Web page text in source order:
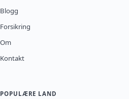
Blogg
Forsikring
Om
Kontakt
POPULÆRE LAND